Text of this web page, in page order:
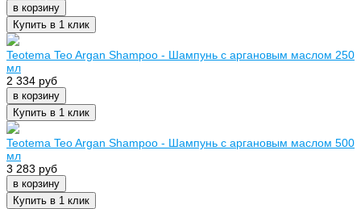
в корзину
Купить в 1 клик
Teotema Teo Argan Shampoo - Шампунь с аргановым маслом 250
мл
2 334 руб
в корзину
Купить в 1 клик
Teotema Teo Argan Shampoo - Шампунь с аргановым маслом 500
мл
3 283 руб
в корзину
Купить в 1 клик